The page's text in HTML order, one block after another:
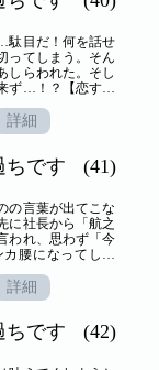
駄目だ！何を話せ
ってしまう。そん
しらわれた。そし
ず…！？【恋する
詳細
ちです (41)
の言葉が出てこな
に社長から「航之
われ、思わず「今
腰になってしま
す。
詳細
ちです (42)